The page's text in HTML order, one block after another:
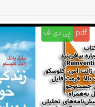
pdf پی دی اف